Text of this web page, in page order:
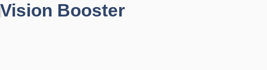
Vision Booster